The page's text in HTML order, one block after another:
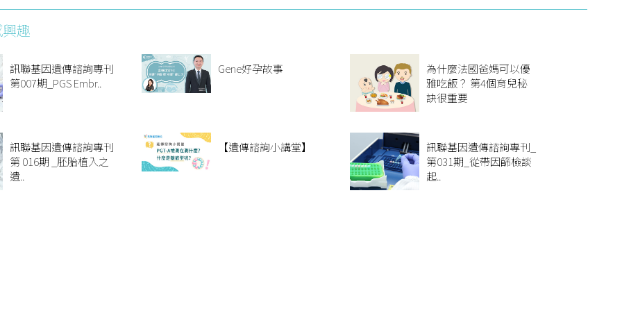
趣
訊聯基因遺傳諮詢專刊
第007期_PGS Embr..
Gene好孕故事
為什麼法國爸媽可以優
雅吃飯？ 第4個育兒秘
訣很重要
訊聯基因遺傳諮詢專刊
第 016期 _胚胎植入之
遺..
【遺傳諮詢小講堂】
訊聯基因遺傳諮詢專刊_
第031期_從帶因篩檢談
起..